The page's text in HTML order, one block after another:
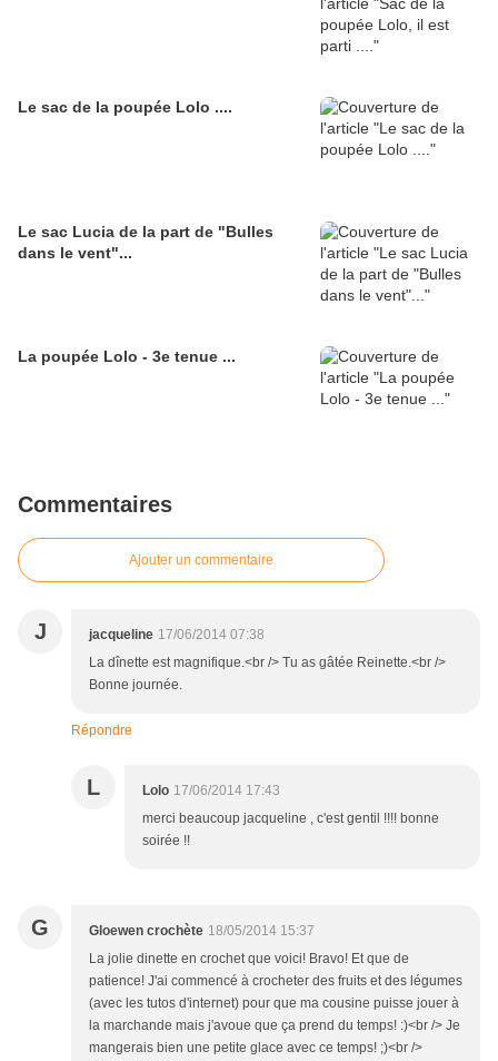
Le sac de la poupée Lolo ....
Le sac Lucia de la part de "Bulles
dans le vent"...
La poupée Lolo - 3e tenue ...
Commentaires
Ajouter un commentaire
J jacqueline 17/06/2014 07:38
La dînette est magnifique.<br /> Tu as gâtée Reinette.<br />
Bonne journée.
Répondre
L Lolo 17/06/2014 17:43
merci beaucoup jacqueline , c'est gentil !!!! bonne
soirée !!
G Gloewen crochète 18/05/2014 15:37
La jolie dinette en crochet que voici! Bravo! Et que de
patience! J'ai commencé à crocheter des fruits et des légumes
(avec les tutos d'internet) pour que ma cousine puisse jouer à
la marchande mais j'avoue que ça prend du temps! :)<br /> Je
mangerais bien une petite glace avec ce temps! ;)<br />